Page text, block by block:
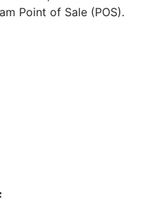
Point of Sale (POS).